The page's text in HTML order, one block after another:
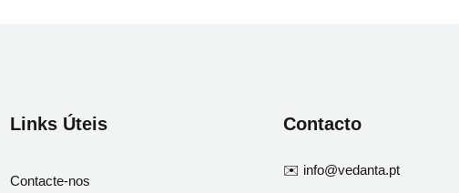
Links Úteis
Contacte-nos
Contacto
✉️ info@vedanta.pt